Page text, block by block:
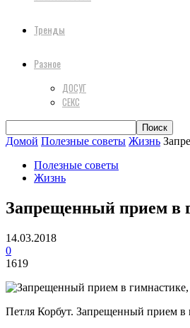
Тренды
Разное
ДОСУГ
СЕКС
Домой Полезные советы Жизнь
Полезные советы
Жизнь
Запрещенный прием в
14.03.2018
0
1619
Петля Корбут. Запрещенный прием в